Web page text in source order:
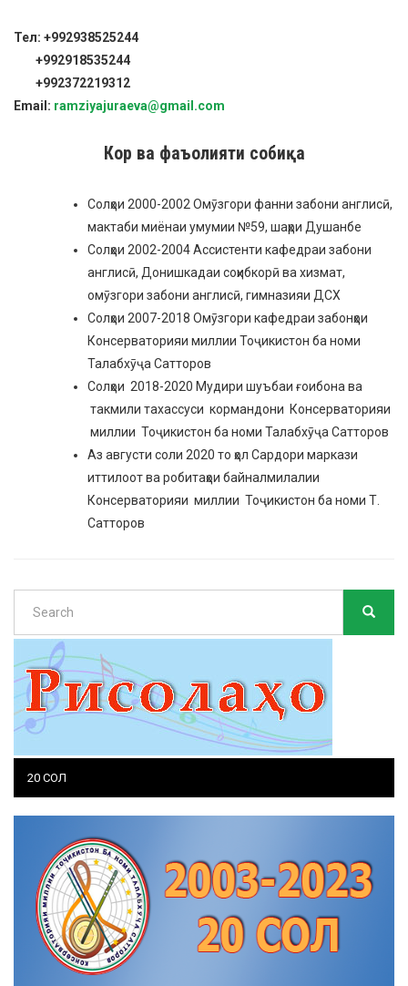
Тел: +992938525244
+992918535244
+992372219312
Email: ramziyajuraeva@gmail.com
Кор ва фаъолияти собиқа
Солҳои 2000-2002 Омӯзгори фанни забони англисӣ,
мактаби миёнаи умумии №59, шаҳри Душанбе
Солҳои 2002-2004 Ассистенти кафедраи забони
англисӣ, Донишкадаи соҳибкорӣ ва хизмат,
омӯзгори забони англисӣ, гимназияи ДСХ
Солҳои 2007-2018 Омӯзгори кафедраи забонҳои
Консерваторияи миллии Тоҷикистон ба номи
Талабхӯҷа Сатторов
Солҳои 2018-2020 Мудири шуъбаи ғоибона ва
такмили тахассуси кормандони Консерваторияи
миллии Тоҷикистон ба номи Талабхӯҷа Сатторов
Аз августи соли 2020 то ҳол Сардори маркази
иттилоот ва робитаҳои байналмилалии
Консерваторияи миллии Тоҷикистон ба номи Т.
Сатторов
Search
20 СОЛ